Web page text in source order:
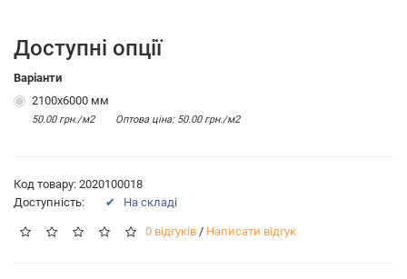
Доступні опції
Варіанти
2100х6000 мм
50.00 грн./м2 Оптова цiна: 50.00 грн./м2
Код товару: 2020100018
Доступність:
✔ На складі
0 відгуків / Написати відгук